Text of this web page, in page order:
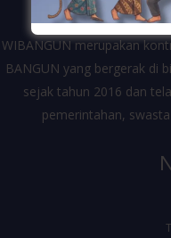
WIBANGUN merupakan
BANGUN yang bergerak di
sejak tahun 2016 dan
pemerintahan,